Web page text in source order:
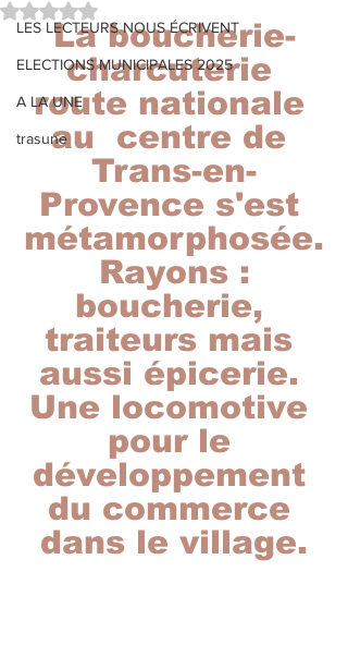
LES LECTEURS NOUS ÉCRIVENT
ELECTIONS MUNICIPALES 2025
A LA UNE
trasune
Noté NaN étoiles sur 5.
La boucherie-
charcuterie
route nationale
au  centre de
Trans-en-
Provence s'est
métamorphosée.
Rayons :
boucherie,
traiteurs mais
aussi épicerie.
Une locomotive
pour le
développement
du commerce
dans le village.